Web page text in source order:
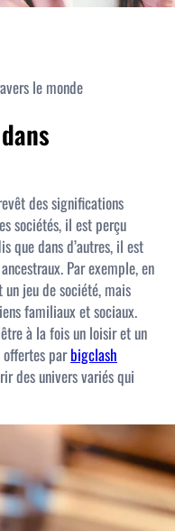
le monde
des significations
sociétés, il est perçu
que dans d’autres, il est
Par exemple, en
un jeu de société, mais
familiaux et sociaux.
à la fois un loisir et un
offertes parbigclash
des univers variés qui